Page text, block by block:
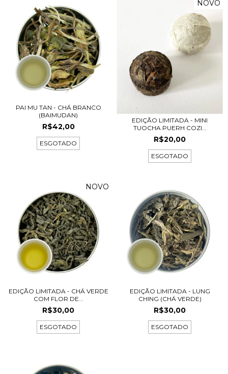
PAI MU TAN - CHÁ BRANCO
(BAIMUDAN)
R$42,00
ESGOTADO
NOVO
EDIÇÃO LIMITADA - MINI
TUOCHA PUERH COZI...
R$20,00
ESGOTADO
NOVO
EDIÇÃO LIMITADA - CHÁ VERDE
COM FLOR DE...
R$30,00
ESGOTADO
EDIÇÃO LIMITADA - LUNG
CHING (CHÁ VERDE)
R$30,00
ESGOTADO